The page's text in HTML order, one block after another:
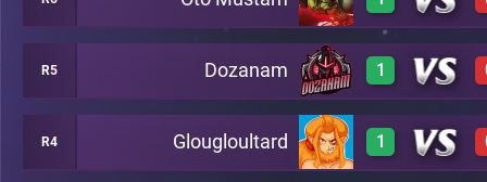
0 C8
3 B17
R5 Dozanam 1
2 C10
R4 Glougloultard 1